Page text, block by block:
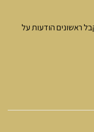
ראשונים הודעות על